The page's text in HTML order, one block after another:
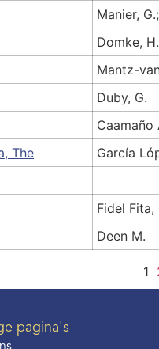
Manier,
Domke, H.
Mantz-
Duby, G.
Caamaño
The
García
Fidel Fita,
Deen M.
1
pagina's